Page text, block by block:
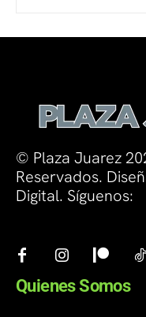
© Plaza Juarez
Reservados.
Digital. Síguenos:
Quienes Somos